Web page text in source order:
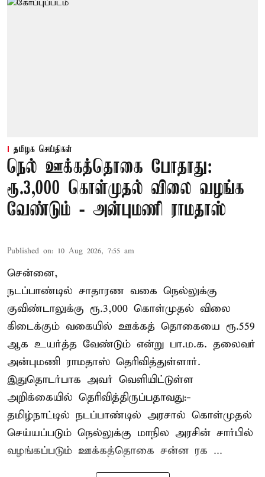
தமிழக செய்திகள்
நெல் ஊக்கத்தொகை போதாது:
ரூ.3,000 கொள்முதல் விலை வழங்க
வேண்டும் - அன்புமணி ராமதாஸ்
Published on: 10 Aug 2026, 7:55 am
சென்னை,
நடப்பாண்டில் சாதாரண வகை நெல்லுக்கு
குவிண்டாலுக்கு ரூ.3,000 கொள்முதல் விலை
கிடைக்கும் வகையில் ஊக்கத் தொகையை ரூ.559
ஆக உயர்த்த வேண்டும் என்று பா.ம.க. தலைவர்
அன்புமணி ராமதாஸ் தெரிவித்துள்ளார்.
இதுதொடர்பாக அவர் வெளியிட்டுள்ள
அறிக்கையில் தெரிவித்திருப்பதாவது:-
தமிழ்நாட்டில் நடப்பாண்டில் அரசால் கொள்முதல்
செய்யப்படும் நெல்லுக்கு மாநில அரசின் சார்பில்
வழங்கப்படும் ஊக்கத்தொகை சன்ன ரக ...